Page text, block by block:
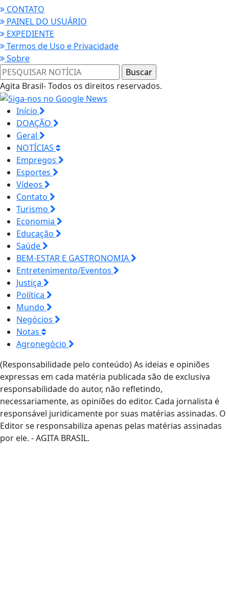
CONTATO
PAINEL DO USUÁRIO
EXPEDIENTE
Termos de Uso e Privacidade
Sobre
Agita Brasil- Todos os direitos reservados.
Início
DOAÇÃO
Geral
NOTÍCIAS
Empregos
Esportes
Vídeos
Contato
Turismo
Economia
Educação
Saúde
BEM-ESTAR E GASTRONOMIA
Entretenimento/Eventos
Justiça
Política
Mundo
Negócios
Notas
Agronegócio
(Responsabilidade pelo conteúdo) As ideias e opiniões
expressas em cada matéria publicada são de exclusiva
responsabilidade do autor, não refletindo,
necessariamente, as opiniões do editor. Cada jornalista é
responsável juridicamente por suas matérias assinadas. O
Editor se responsabiliza apenas pelas matérias assinadas
por ele. - AGITA BRASIL.